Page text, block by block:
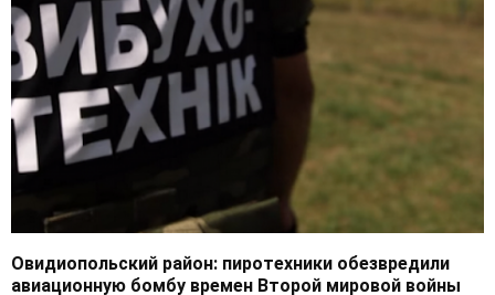
Овидиопольский район: пиротехники обезвредили
авиационную бомбу времен Второй мировой войны